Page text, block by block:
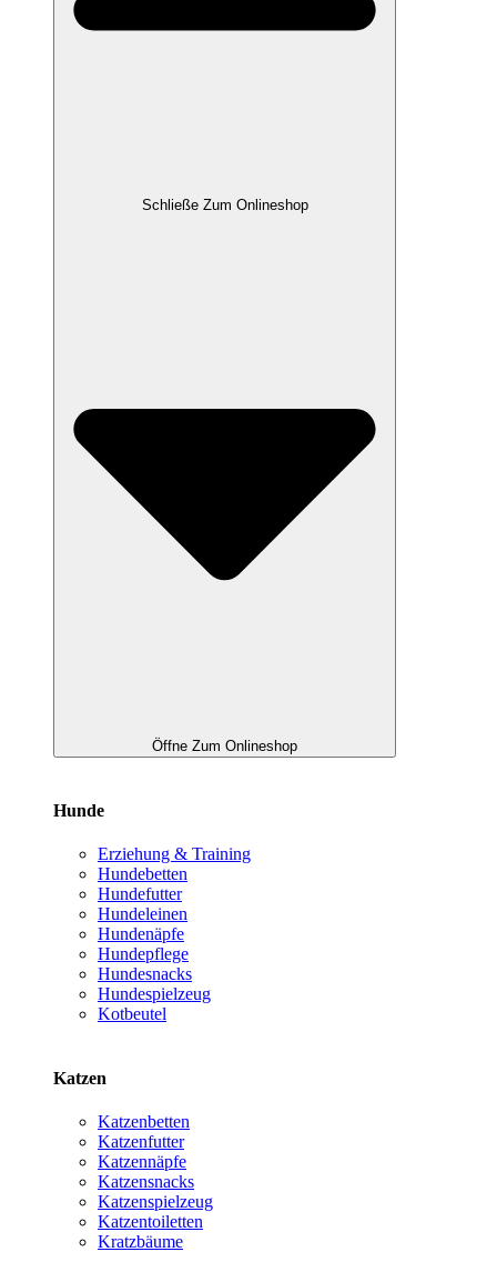
Schließe Zum Onlineshop
Öffne Zum Onlineshop
Hunde
Erziehung & Training
Hundebetten
Hundefutter
Hundeleinen
Hundenäpfe
Hundepflege
Hundesnacks
Hundespielzeug
Kotbeutel
Katzen
Katzenbetten
Katzenfutter
Katzennäpfe
Katzensnacks
Katzenspielzeug
Katzentoiletten
Kratzbäume